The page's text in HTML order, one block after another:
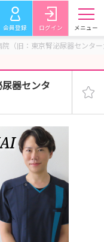
会員登録 ログイン メニュー
（旧：東京腎泌尿器センタ
器センタ